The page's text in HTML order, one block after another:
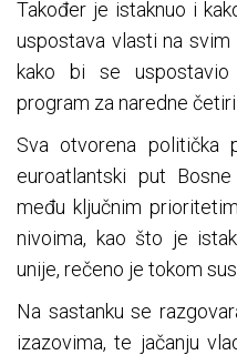
Također je istaknuo i
uspostava vlasti na
kako bi se
program za naredne četiri
Sva otvorena politička
euroatlantski put
među ključnim
nivoima, kao što je
unije, rečeno je tokom
Na sastanku se
izazovima, te jačanju